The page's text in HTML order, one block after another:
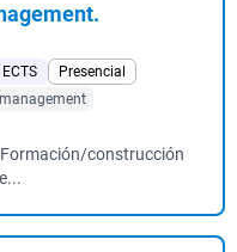
Presencial
construcción